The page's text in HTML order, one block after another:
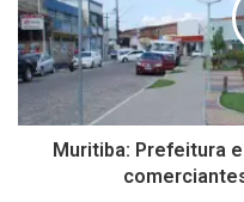
Muritiba: Prefeitura